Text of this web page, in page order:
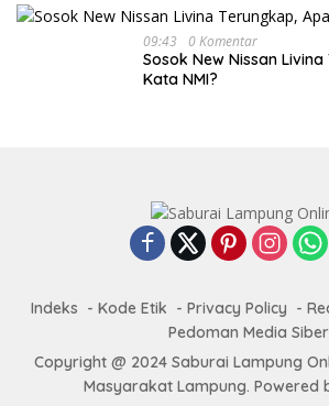
09:43
0 Komentar
Sosok New Nissan
Kata NMI?
Indeks Kode Etik Privacy Policy
Pedoman Media Siber
Copyright @ 2024 Saburai Lampung
Masyarakat Lampung. Powered